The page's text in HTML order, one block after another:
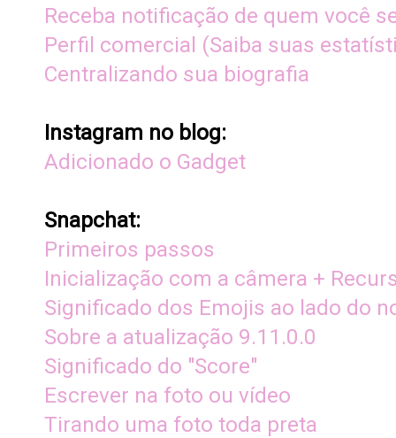
Receba notificação de quem você
Perfil comercial (Saiba suas
Centralizando sua biografia
Instagram no blog:
Adicionado o Gadget
Snapchat:
Primeiros passos
Inicialização com a câmera +
Significado dos Emojis ao lado do
Sobre a atualização 9.11.0.0
Significado do "Score"
Escrever na foto ou vídeo
Tirando uma foto toda preta